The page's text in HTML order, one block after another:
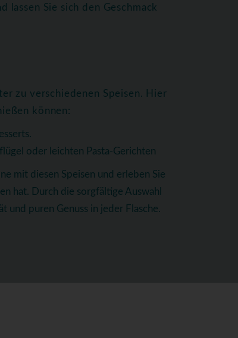
lassen Sie sich den Geschmack
zu verschiedenen Speisen. Hier
können:
oder leichten Pasta-Gerichten
mit diesen Speisen und erleben Sie
hat. Durch die sorgfältige Auswahl
und puren Genuss in jeder Flasche.